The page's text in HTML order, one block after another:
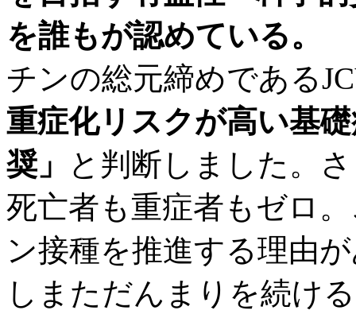
を誰もが認めている。
チンの総元締めである
重症化リスクが高い基
奨」
と判断しました。
死亡者も重症者もゼロ
ン接種を推進する理由
しまただんまりを続け